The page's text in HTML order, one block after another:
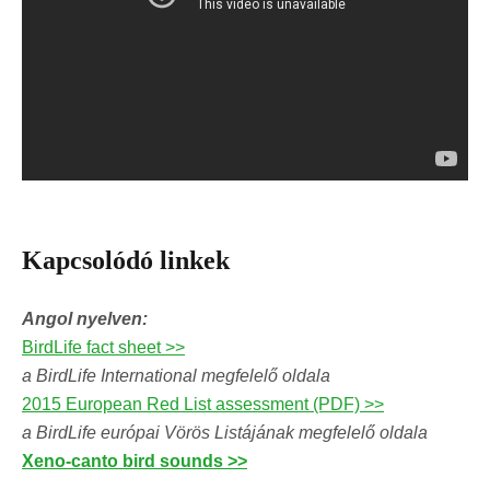
Kapcsolódó linkek
Angol nyelven:
BirdLife fact sheet >>
a BirdLife International megfelelő oldala
2015 European Red List assessment (PDF) >>
a BirdLife európai Vörös Listájának megfelelő oldala
Xeno-canto bird sounds >>